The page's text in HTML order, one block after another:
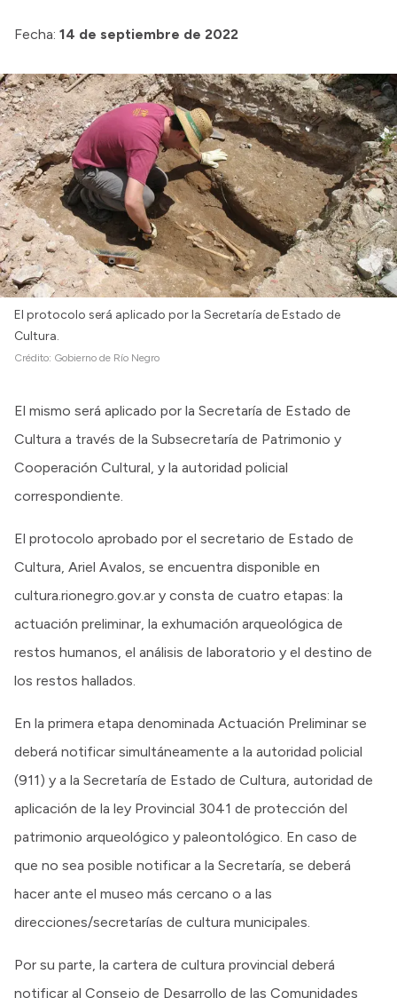
Intranet
Fecha: 14 de septiembre de 2022
El protocolo será aplicado por la Secretaría de Estado de
Cultura.
Crédito: Gobierno de Río Negro
El mismo será aplicado por la Secretaría de Estado de
Cultura a través de la Subsecretaría de Patrimonio y
Cooperación Cultural, y la autoridad policial
correspondiente.
El protocolo aprobado por el secretario de Estado de
Cultura, Ariel Avalos, se encuentra disponible en
cultura.rionegro.gov.ar y consta de cuatro etapas: la
actuación preliminar, la exhumación arqueológica de
restos humanos, el análisis de laboratorio y el destino de
los restos hallados.
En la primera etapa denominada Actuación Preliminar se
deberá notificar simultáneamente a la autoridad policial
(911) y a la Secretaría de Estado de Cultura, autoridad de
aplicación de la ley Provincial 3041 de protección del
patrimonio arqueológico y paleontológico. En caso de
que no sea posible notificar a la Secretaría, se deberá
hacer ante el museo más cercano o a las
direcciones/secretarías de cultura municipales.
Por su parte, la cartera de cultura provincial deberá
notificar al Consejo de Desarrollo de las Comunidades